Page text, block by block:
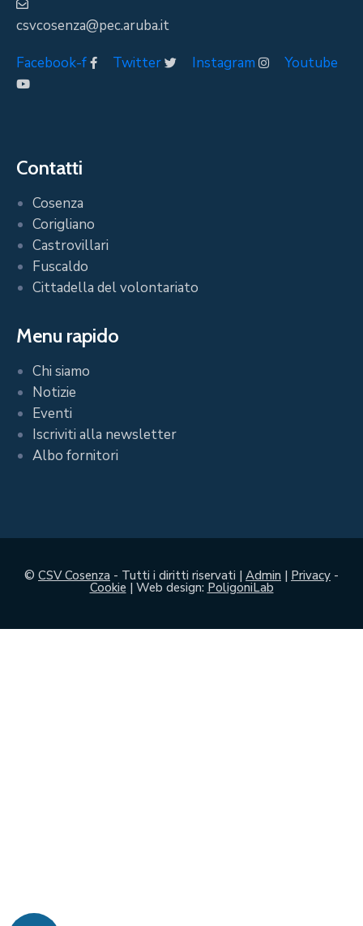
csvcosenza@pec.aruba.it
Facebook-f
Twitter Instagram Youtube
Contatti
Cosenza
Corigliano
Castrovillari
Fuscaldo
Cittadella del volontariato
Menu rapido
Chi siamo
Notizie
Eventi
Iscriviti alla newsletter
Albo fornitori
© CSV Cosenza - Tutti i diritti riservati | Admin | Privacy -
Cookie | Web design: PoligoniLab